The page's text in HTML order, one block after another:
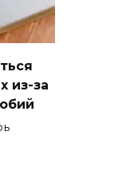
из-за